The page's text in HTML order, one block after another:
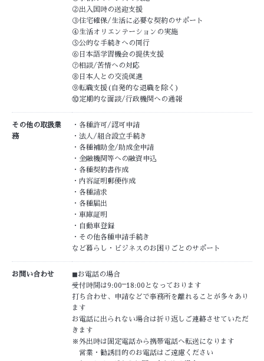
②出入国時の送迎支援
③住宅確保/生活に必要な契約のサポート
④生活オリエンテーションの実施
⑤公的な手続きへの同行
⑥日本語学習機会の提供支援
⑦相談/苦情への対応
⑧日本人との交流促進
⑨転職支援(自発的な退職を除く)
⑩定期的な面談/行政機関への通報
その他の取扱業
務
・各種許可/認可申請
・法人/組合設立手続き
・各種補助金/助成金申請
・金融機関等への融資申込
・各種契約書作成
・内容証明郵便作成
・各種請求
・各種届出
・車庫証明
・自動車登録
・その他各種申請手続き
など暮らし・ビジネスのお困りごとのサポート
お問い合わせ
◼︎お電話の場合
受付時間は9:00⎻18:00となっております
打ち合わせ、申請などで事務所を離れることが多々あり
ます
お電話に出られない場合は折り返しご連絡させていただ
きます
※外出時は固定電話から携帯電話へ転送になります
営業・勧誘目的のお電話はご遠慮ください